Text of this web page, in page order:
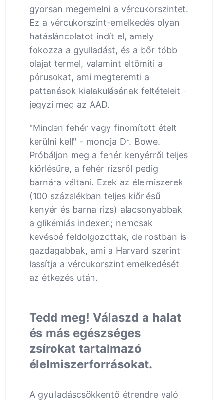
gyorsan megemelni a vércukorszintet.
Ez a vércukorszint-emelkedés olyan
hatásláncolatot indít el, amely
fokozza a gyulladást, és a bőr több
olajat termel, valamint eltömíti a
pórusokat, ami megteremti a
pattanások kialakulásának feltételeit -
jegyzi meg az AAD.
"Minden fehér vagy finomított ételt
kerülni kell" - mondja Dr. Bowe.
Próbáljon meg a fehér kenyérről teljes
kiőrlésűre, a fehér rizsről pedig
barnára váltani. Ezek az élelmiszerek
(100 százalékban teljes kiőrlésű
kenyér és barna rizs) alacsonyabbak
a glikémiás indexen; nemcsak
kevésbé feldolgozottak, de rostban is
gazdagabbak, ami a Harvard szerint
lassítja a vércukorszint emelkedését
az étkezés után.
Tedd meg! Válaszd a halat
és más egészséges
zsírokat tartalmazó
élelmiszerforrásokat.
A gyulladáscsökkentő étrendre való